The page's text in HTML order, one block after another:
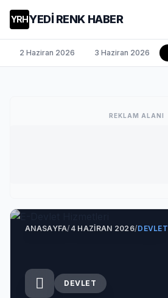
YRHYEDİ RENK HABER
2 Haziran 2026 3 Haziran 2026
REKLAM ALANI
ANASAYFA/4 HAZIRAN 2026/DEVLET
DEVLET